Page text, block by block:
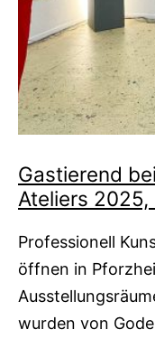
Gastierend
Ateliers 2025,
Professionell
öffnen in
wurden von